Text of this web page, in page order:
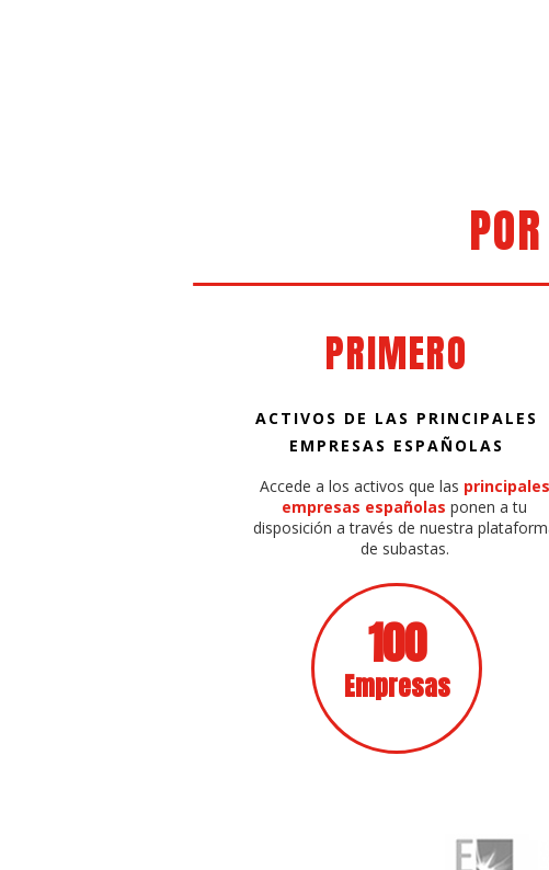
PRIMERO
ACTIVOS DE LAS PRINCIPALES
EMPRESAS ESPAÑOLAS
Accede a los activos que las principales
empresas españolas ponen a tu
disposición a través de nuestra
de subastas.
100
Empresas